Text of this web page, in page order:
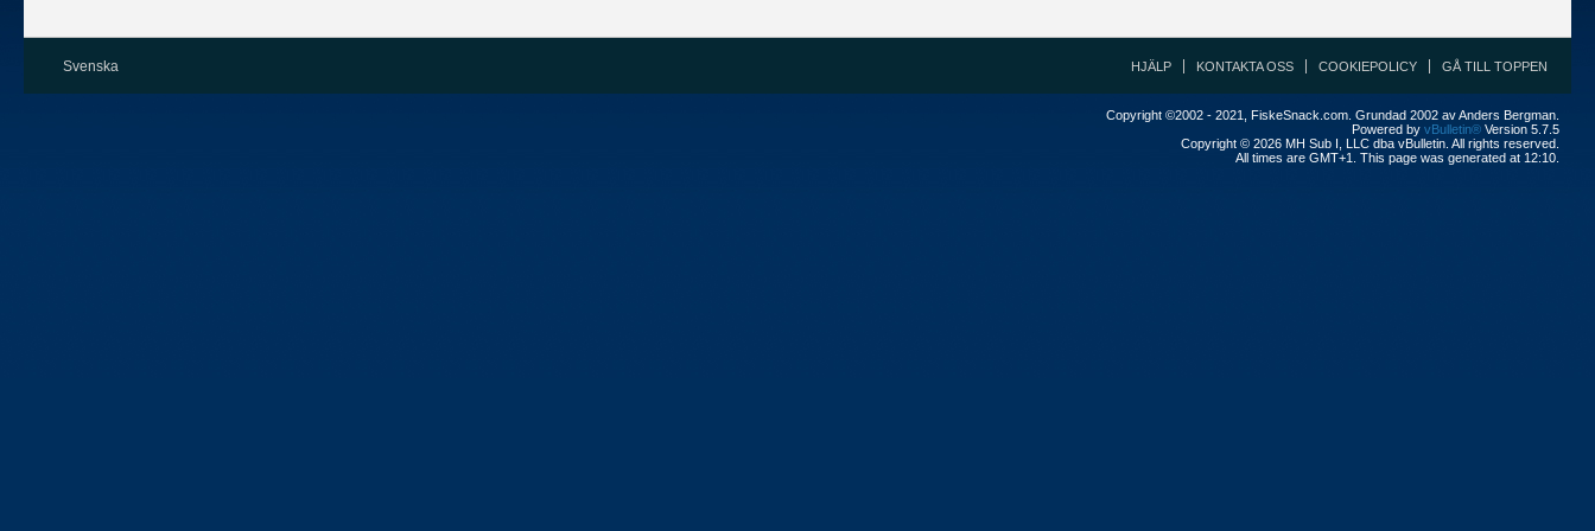
Svenska HJÄLP KONTAKTA OSS COOKIEPOLICY GÅ TILL TOPPEN
Copyright ©2002 - 2021, FiskeSnack.com. Grundad 2002 av Anders Bergman.
Powered by vBulletin® Version 5.7.5
Copyright © 2026 MH Sub I, LLC dba vBulletin. All rights reserved.
All times are GMT+1. This page was generated at 12:10.